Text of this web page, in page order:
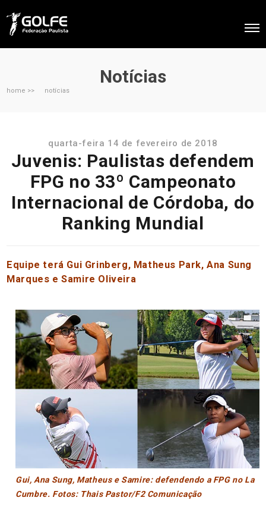
Notícias
home >> notícias
quarta-feira 14 de fevereiro de 2018
Juvenis: Paulistas defendem
FPG no 33º Campeonato
Internacional de Córdoba, do
Ranking Mundial
Equipe terá Gui Grinberg, Matheus Park, Ana Sung
Marques e Samire Oliveira
Gui, Ana Sung, Matheus e Samire: defendendo a FPG no La
Cumbre. Fotos: Thais Pastor/F2 Comunicação